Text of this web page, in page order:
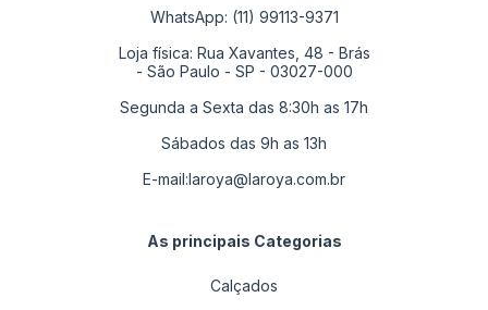
WhatsApp: (11) 99113-9371
Loja física: Rua Xavantes, 48 - Brás
- São Paulo - SP - 03027-000
Segunda a Sexta das 8:30h as 17h
Sábados das 9h as 13h
E-mail:laroya@laroya.com.br
As principais Categorias
Calçados